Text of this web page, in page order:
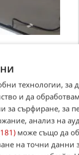
четири
кабелни
хола,
с вградено
да
е
технологии, за
и да
за сърфиране, за
анализ на
може също да
на точни данни